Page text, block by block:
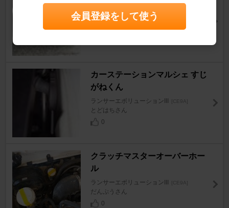
7
ランサーエボリューションIII
とどはちさん
カーステーションマルシェ すじ
がねくん
ランサーエボリューションIII [CE9A]
とどはちさん
0
クラッチマスターオーバーホー
ル
ランサーエボリューションIII [CE9A]
だんぷうさん
0
会員登録をして使う